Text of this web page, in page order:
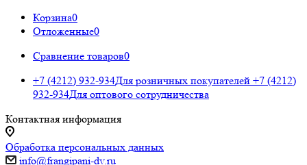
Корзина0
Отложенные0
Сравнение товаров0
+7 (4212) 932-934Для розничных покупателей +7 (4212)
932-934Для оптового сотрудничества
Контактная информация
Обработка персональных данных
info@frangipani-dv.ru